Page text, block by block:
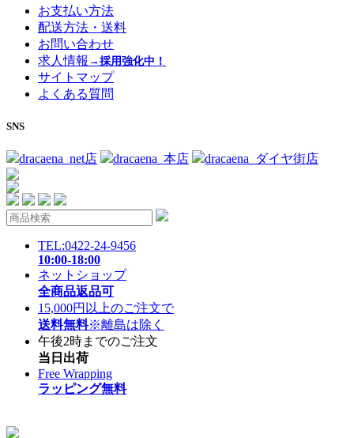
お支払い方法
配送方法・送料
お問い合わせ
求人情報 →採用強化中！
サイトマップ
よくある質問
SNS
dracaena_net店 dracaena_本店 dracaena_ダイヤ街店
TEL:0422-24-9456
10:00-18:00
ネットショップ
全商品返品可
15,000円以上のご注文で
送料無料※離島は除く
午後2時までのご注文
当日出荷
Free Wrapping
ラッピング無料